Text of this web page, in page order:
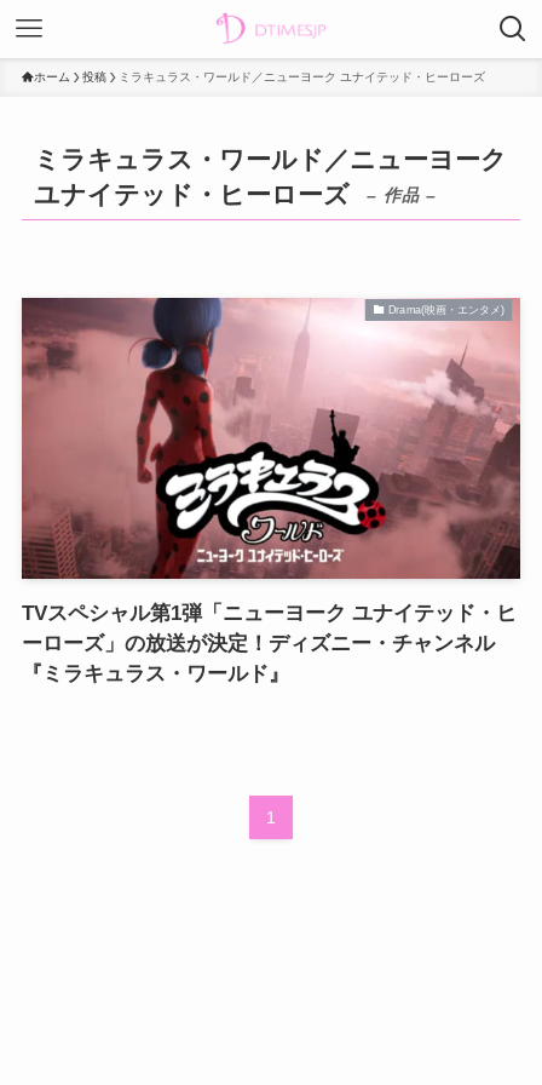
ホーム 投稿 ミラキュラス・ワールド／ニューヨーク ユナイテッド・ヒーローズ
ミラキュラス・ワールド／ニューヨーク
ユナイテッド・ヒーローズ
– 作品 –
Drama(映画・エンタメ)
TVスペシャル第1弾「ニューヨーク ユナイテッド・ヒ
ーローズ」の放送が決定！ディズニー・チャンネル
『ミラキュラス・ワールド』
1